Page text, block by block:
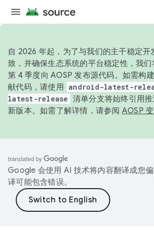
自 2026 年起，为了与我们的主干稳定开
致，并确保生态系统的平台稳定性，我
第 4 季度向 AOSP 发布源代码。如需构
献代码，请使用 android-latest-
latest-release 清单分支将始终引用
新版本。如需了解详情，请参阅 AOSP
Google 会使用 AI 技术将内容翻译成您
译可能包含错误。